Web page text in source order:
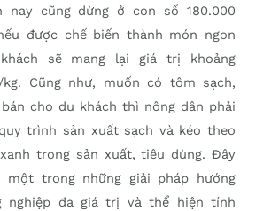
nay cũng dừng ở con số 180.000
được chế biến thành món ngon
sẽ mang lại giá trị khoảng
kg. Cũng như, muốn có tôm sạch,
cho du khách thì nông dân phải
trình sản xuất sạch và kéo theo
trong sản xuất, tiêu dùng. Đây
một trong những giải pháp hướng
nghiệp đa giá trị và thể hiện tính